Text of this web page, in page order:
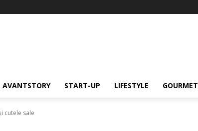
AVANTSTORY START-UP LIFESTYLE GOURMET
cutele sale